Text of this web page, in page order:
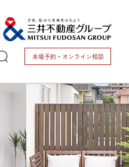
来場予約・ オンライン相談